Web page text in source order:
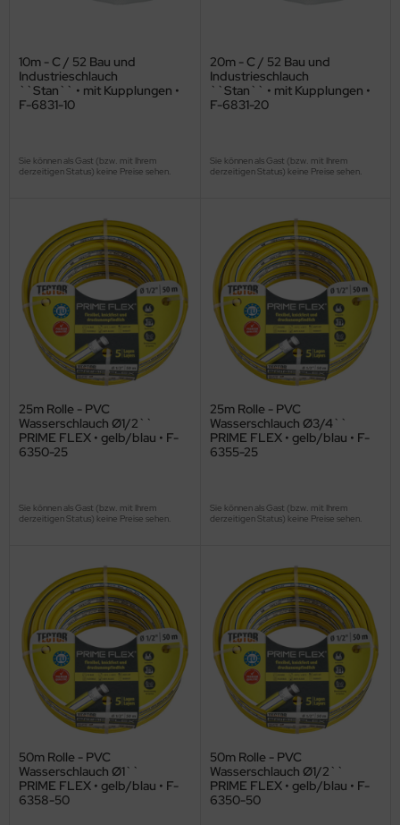
10m - C / 52 Bau und
Industrieschlauch
``Stan`` • mit Kupplungen •
F-6831-10
Sie können als Gast (bzw. mit Ihrem
derzeitigen Status) keine Preise sehen.
20m - C / 52 Bau und
Industrieschlauch
``Stan`` • mit Kupplungen •
F-6831-20
Sie können als Gast (bzw. mit Ihrem
derzeitigen Status) keine Preise sehen.
25m Rolle - PVC
Wasserschlauch Ø1/2``
PRIME FLEX • gelb/blau • F-
6350-25
Sie können als Gast (bzw. mit Ihrem
derzeitigen Status) keine Preise sehen.
25m Rolle - PVC
Wasserschlauch Ø3/4``
PRIME FLEX • gelb/blau • F-
6355-25
Sie können als Gast (bzw. mit Ihrem
derzeitigen Status) keine Preise sehen.
50m Rolle - PVC
Wasserschlauch Ø1``
PRIME FLEX • gelb/blau • F-
6358-50
50m Rolle - PVC
Wasserschlauch Ø1/2``
PRIME FLEX • gelb/blau • F-
6350-50